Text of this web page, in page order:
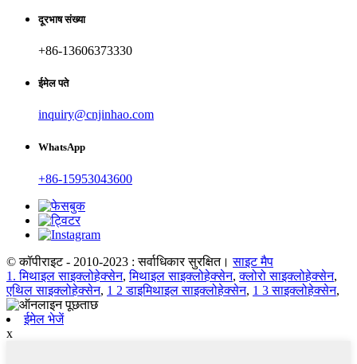
दूरभाष संख्या
+86-13606373330
ईमेल पते
inquiry@cnjinhao.com
WhatsApp
+86-15953043600
© कॉपीराइट - 2010-2023 : सर्वाधिकार सुरक्षित। साइट मैप
1. मिथाइल साइक्लोहेक्सेन,मिथाइल साइक्लोहेक्सेन,क्लोरो साइक्लोहेक्सेन,
एथिल साइक्लोहेक्सेन, 1 2 डाइमिथाइल साइक्लोहेक्सेन, 1 3 साइक्लोहेक्सेन,
ईमेल भेजें
x